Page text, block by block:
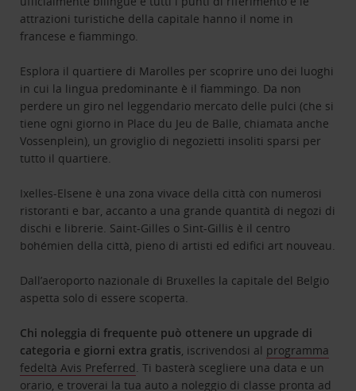
attrazioni turistiche della capitale hanno il nome in
francese e fiammingo.
Esplora il quartiere di Marolles per scoprire uno dei luoghi
in cui la lingua predominante è il fiammingo. Da non
perdere un giro nel leggendario mercato delle pulci (che si
tiene ogni giorno in Place du Jeu de Balle, chiamata anche
Vossenplein), un groviglio di negozietti insoliti sparsi per
tutto il quartiere.
Ixelles-Elsene è una zona vivace della città con numerosi
ristoranti e bar, accanto a una grande quantità di negozi di
dischi e librerie. Saint-Gilles o Sint-Gillis è il centro
bohémien della città, pieno di artisti ed edifici art nouveau.
Dall’aeroporto nazionale di Bruxelles la capitale del Belgio
aspetta solo di essere scoperta.
Chi noleggia di frequente può ottenere un upgrade di
categoria e giorni extra gratis, iscrivendosi al programma
fedeltà Avis Preferred. Ti basterà scegliere una data e un
orario, e troverai la tua auto a noleggio di classe pronta ad